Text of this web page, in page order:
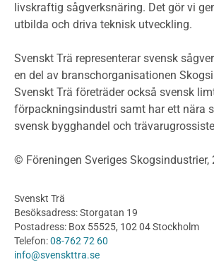
Planering
Klimatkalkylator hallar
Projektering av trähus - generellt
Byggsystem
Fasadsystem i skivmaterial
Bullerskärmar och andra
Byggnation och utförande
Utförande
Produkter
Konstruktionsvirke
livskraftig sågverksnäring. Det gör vi
utbilda och driva teknisk utveckling.
Svenskt Trä representerar svensk
en del av branschorganisationen
Svenskt Trä företräder också svensk
förpackningsindustri samt har ett nära
svensk bygghandel och
© Föreningen Sveriges Skogsindustrier,
Svenskt Trä
Besöksadress: Storgatan 19
Postadress: Box 55525, 102 04 Stockholm
Telefon:08-762 72 60
info@svenskttra.se